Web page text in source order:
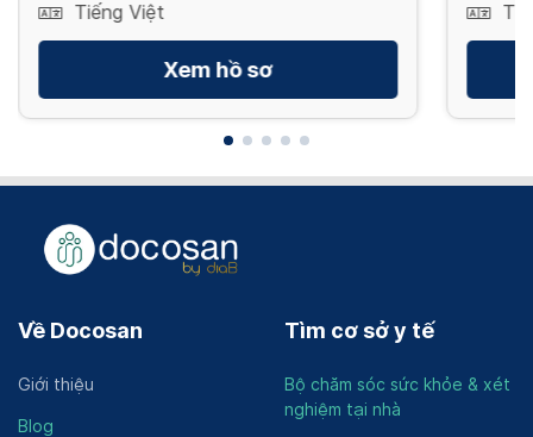
Tiếng Việt
Xem hồ sơ
Về Docosan
Giới thiệu
Blog
Tìm cơ sở y tế
Bộ chăm sóc sức khỏe & xét
nghiệm tại nhà